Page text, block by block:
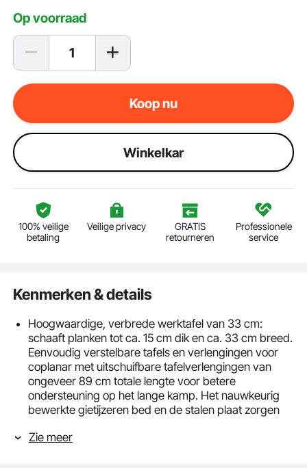
Op voorraad
Koop nu
Winkelkar
100% veilige
betaling
Veilige privacy
GRATIS
retourneren
Professionele
service
Kenmerken & details
Hoogwaardige, verbrede werktafel van 33 cm:
schaaft planken tot ca. 15 cm dik en ca. 33 cm breed.
Eenvoudig verstelbare tafels en verlengingen voor
coplanar met uitschuifbare tafelverlengingen van
ongeveer 89 cm totale lengte voor betere
ondersteuning op het lange kamp. Het nauwkeurig
bewerkte gietijzeren bed en de stalen plaat zorgen
een mum van tijd zoals jij dat wilt.
Zie meer